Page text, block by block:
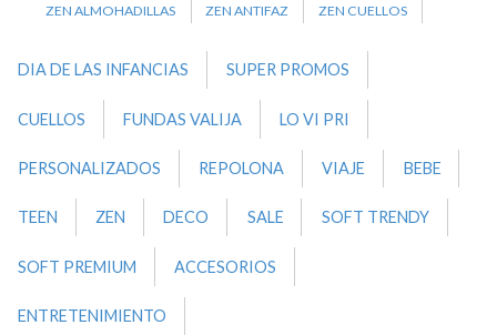
ZEN ALMOHADILLAS
ZEN ANTIFAZ ZEN CUELLOS
DIA DE LAS INFANCIAS SUPER PROMOS
CUELLOS FUNDAS VALIJA LO VI PRI
PERSONALIZADOS REPOLONA VIAJE BEBE
TEEN ZEN DECO SALE SOFT TRENDY
SOFT PREMIUM ACCESORIOS
ENTRETENIMIENTO